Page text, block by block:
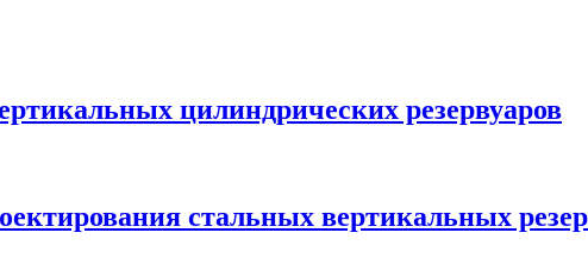
цилиндрических резервуаров
стальных вертикальных